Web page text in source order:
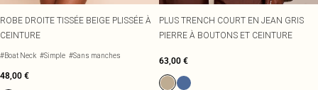
ROBE DROITE TISSÉE BEIGE PLISSÉE À
CEINTURE
#Boat Neck #Simple #Sans manches
48,00 €
PLUS TRENCH COURT EN JEAN GRIS
PIERRE À BOUTONS ET CEINTURE
63,00 €